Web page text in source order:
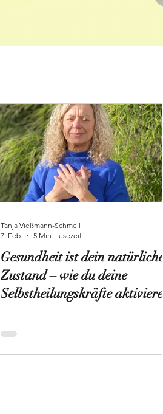
Gesundheit ist dein natürlicher
Zustand – wie du deine
Selbstheilungskräfte aktivieren
Tanja Vießmann-Schmell
7. Feb.
5 Min. Lesezeit